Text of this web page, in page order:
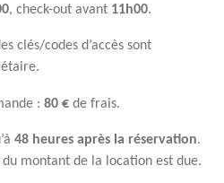
, check-out avant 11h00.
clés/codes d’accès sont
: 80 €de frais.
48 heures après la réservation.
montant de la location est due.